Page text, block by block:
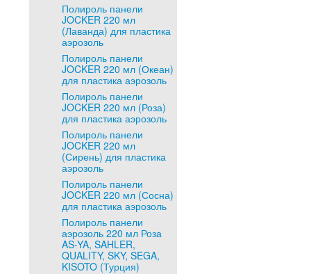
Полироль панели
JOCKER 220 мл
(Лаванда) для пластика
аэрозоль
Полироль панели
JOCKER 220 мл (Океан)
для пластика аэрозоль
Полироль панели
JOCKER 220 мл (Роза)
для пластика аэрозоль
Полироль панели
JOCKER 220 мл
(Сирень) для пластика
аэрозоль
Полироль панели
JOCKER 220 мл (Сосна)
для пластика аэрозоль
Полироль панели
аэрозоль 220 мл Роза
AS-YA, SAHLER,
QUALITY, SKY, SEGA,
KISOTO (Турция)